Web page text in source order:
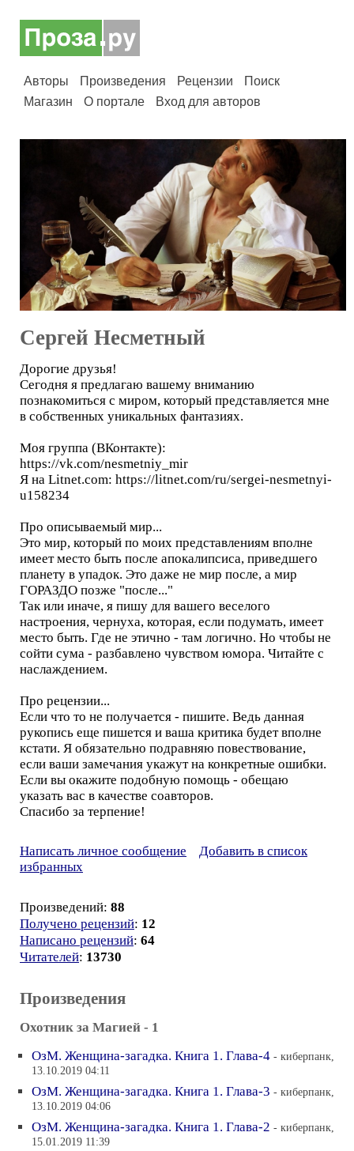
Авторы Произведения Рецензии
Поиск
Магазин
О портале Вход для авторов
Сергей Несметный
Дорогие друзья!
Сегодня я предлагаю вашему вниманию
познакомиться с миром, который представляется мне
в собственных уникальных фантазиях.
Моя группа (ВКонтакте):
https://vk.com/nesmetniy_mir
Я на Litnet.com: https://litnet.com/ru/sergei-nesmetnyi-
u158234
Про описываемый мир...
Это мир, который по моих представлениям вполне
имеет место быть после апокалипсиса, приведшего
планету в упадок. Это даже не мир после, а мир
ГОРАЗДО позже "после..."
Так или иначе, я пишу для вашего веселого
настроения, чернуха, которая, если подумать, имеет
место быть. Где не этично - там логично. Но чтобы не
сойти сума - разбавлено чувством юмора. Читайте с
наслаждением.
Про рецензии...
Если что то не получается - пишите. Ведь данная
рукопись еще пишется и ваша критика будет вполне
кстати. Я обязательно подравняю повествование,
если ваши замечания укажут на конкретные ошибки.
Если вы окажите подобную помощь - обещаю
указать вас в качестве соавторов.
Спасибо за терпение!
Написать личное сообщение
Добавить в список
избранных
Произведений: 88
Получено рецензий: 12
Написано рецензий: 64
Читателей: 13730
Произведения
Охотник за Магией - 1
ОзМ. Женщина-загадка. Книга 1. Глава-4 - киберпанк,
13.10.2019 04:11
ОзМ. Женщина-загадка. Книга 1. Глава-3 - киберпанк,
13.10.2019 04:06
ОзМ. Женщина-загадка. Книга 1. Глава-2 - киберпанк,
15.01.2019 11:39